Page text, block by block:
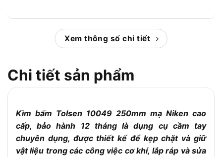
Xem thông số chi tiết
Chi tiết sản phẩm
Kìm bấm Tolsen 10049 250mm mạ Niken cao
cấp, bảo hành 12 tháng là dụng cụ cầm tay
chuyên dụng, được thiết kế để kẹp chặt và giữ
vật liệu trong các công việc cơ khí, lắp ráp và sửa